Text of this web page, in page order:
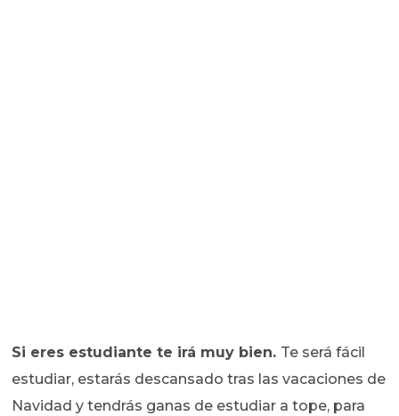
Si eres estudiante te irá muy bien. Te será fácil
estudiar, estarás descansado tras las vacaciones de
Navidad y tendrás ganas de estudiar a tope, para